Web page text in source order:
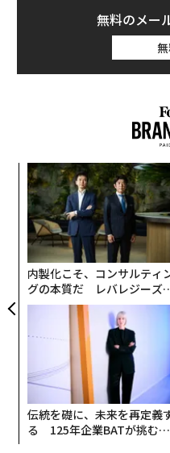
無料のメー
内製化こそ、コンサルティ
グの本質だ レバレジーズ
実践する、次世代ファーム
伝統を礎に、未来を再定義
る 125年企業BATが挑むス